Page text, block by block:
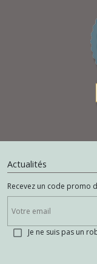
Actualités
Recevez un code promo
Je ne suis pas un